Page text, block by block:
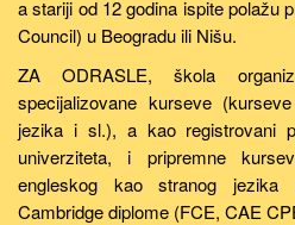
a stariji od 12 godina ispite polažu
Council) u Beogradu ili Nišu.
ZA ODRASLE, škola
specijalizovane kurseve
jezika i sl.), a kao registrovani
univerziteta, i pripremne
engleskog kao stranog jezika
Cambridge diplome (FCE, CAE